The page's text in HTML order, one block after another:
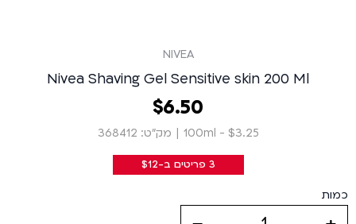
NIVEA
Nivea Shaving Gel Sensitive skin 200 Ml
6.50
‏
$
$3.25 - 100ml
| מק״ט: 368412
3 פריטים ב-$12
כמות